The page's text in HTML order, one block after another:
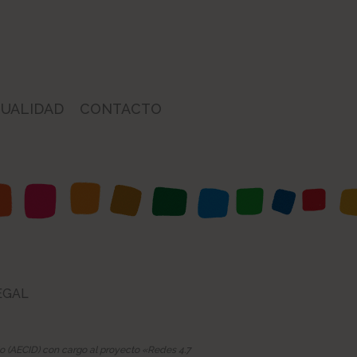
CONTACTO
con cargo al proyecto «Redes 4.7